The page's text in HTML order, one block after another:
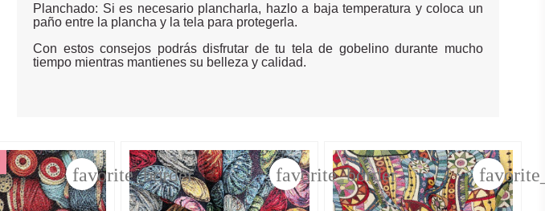
Planchado: Si es necesario plancharla, hazlo a baja temperatura y coloca un
paño entre la plancha y la tela para protegerla.
Con estos consejos podrás disfrutar de tu tela de gobelino durante mucho
tiempo mientras mantienes su belleza y calidad.
favorite_border favorite_border